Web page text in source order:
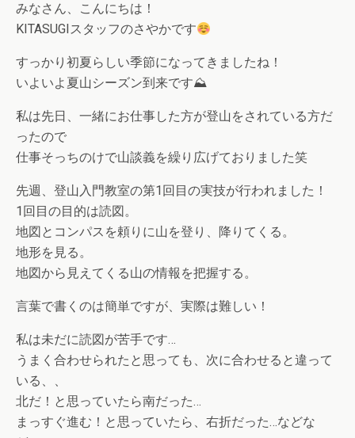
みなさん、こんにちは！
KITASUGIスタッフのさやかです
すっかり初夏らしい季節になってきましたね！
いよいよ夏山シーズン到来です⛰️
私は先日、一緒にお仕事した方が登山をされている方だ
ったので
仕事そっちのけで山談義を繰り広げておりました笑
先週、登山入門教室の第1回目の実技が行われました！
1回目の目的は読図。
地図とコンパスを頼りに山を登り、降りてくる。
地形を見る。
地図から見えてくる山の情報を把握する。
言葉で書くのは簡単ですが、実際は難しい！
私は未だに読図が苦手です…
うまく合わせられたと思っても、次に合わせると違って
いる、、
北だ！と思っていたら南だった…
まっすぐ進む！と思っていたら、右折だった…などな